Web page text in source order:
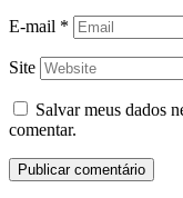
E-mail *
Site
Salvar meus dados
comentar.